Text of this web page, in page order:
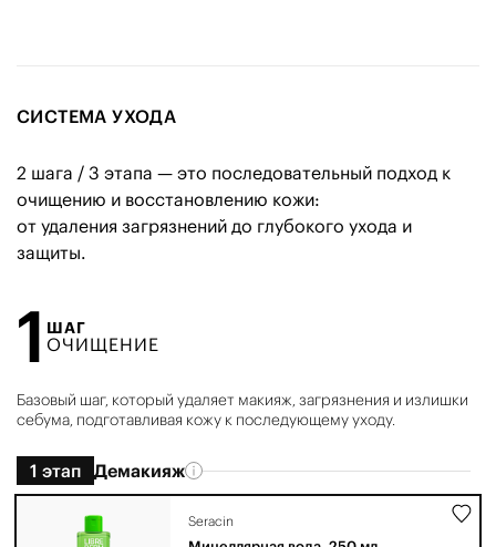
СИСТЕМА УХОДА
2 шага / 3 этапа — это последовательный подход к
очищению и восстановлению кожи:
от удаления загрязнений до глубокого ухода и
защиты.
1 ШАГ
ОЧИЩЕНИЕ
Базовый шаг, который удаляет макияж, загрязнения и излишки
себума, подготавливая кожу к последующему уходу.
1 этап Демакияж
Seracin